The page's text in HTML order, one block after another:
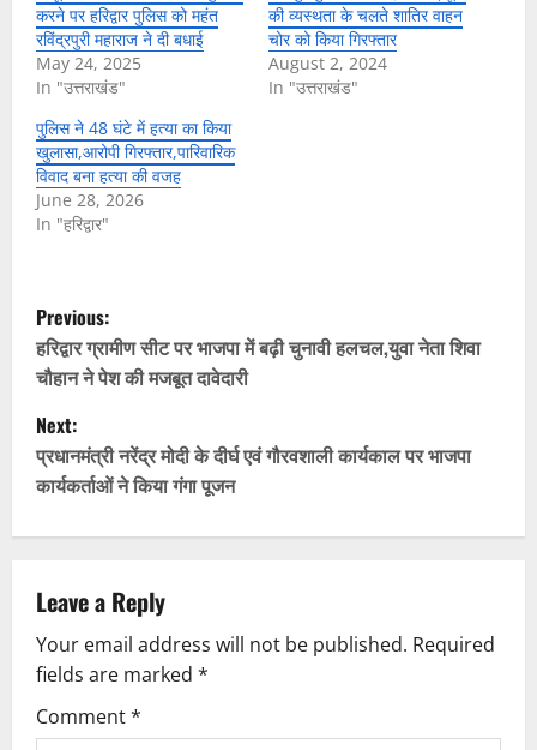
करने पर हरिद्वार पुलिस को महंत
रविंद्रपुरी महाराज ने दी बधाई
May 24, 2025
In "उत्तराखंड"
की व्यस्थता के चलते शातिर वाहन
चोर को किया गिरफ्तार
August 2, 2024
In "उत्तराखंड"
पुलिस ने 48 घंटे में हत्या का किया
खुलासा,आरोपी गिरफ्तार,पारिवारिक
विवाद बना हत्या की वजह
June 28, 2026
In "हरिद्वार"
P
o
s
t
n
v
i
g
Previous:
हरिद्वार ग्रामीण सीट पर भाजपा में बढ़ी चुनावी हलचल,युवा नेता शिवा
चौहान ने पेश की मजबूत दावेदारी
Next:
प्रधानमंत्री नरेंद्र मोदी के दीर्घ एवं गौरवशाली कार्यकाल पर भाजपा
कार्यकर्ताओं ने किया गंगा पूजन
Leave a Reply
Your email address will not be published. Required
fields are marked *
Comment*